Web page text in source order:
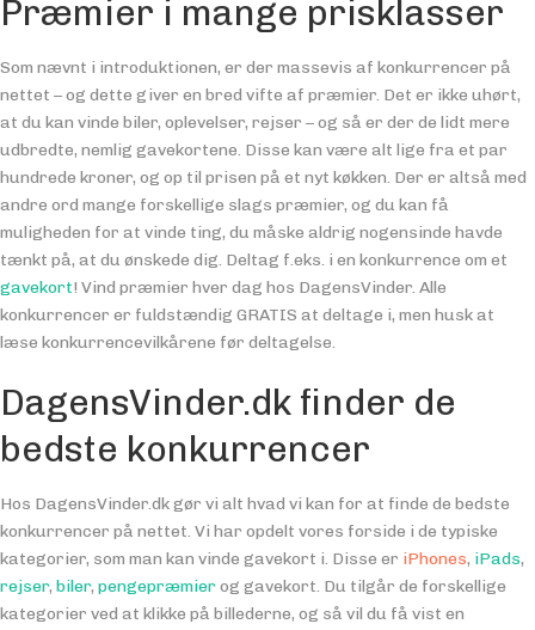
Præmier i mange prisklasser
Som nævnt i introduktionen, er der massevis af konkurrencer på
nettet – og dette giver en bred vifte af præmier. Det er ikke uhørt,
at du kan vinde biler, oplevelser, rejser – og så er der de lidt mere
udbredte, nemlig gavekortene. Disse kan være alt lige fra et par
hundrede kroner, og op til prisen på et nyt køkken. Der er altså med
andre ord mange forskellige slags præmier, og du kan få
muligheden for at vinde ting, du måske aldrig nogensinde havde
tænkt på, at du ønskede dig. Deltag f.eks. i en konkurrence om et
gavekort! Vind præmier hver dag hos DagensVinder. Alle
konkurrencer er fuldstændig GRATIS at deltage i, men husk at
læse konkurrencevilkårene før deltagelse.
DagensVinder.dk finder de
bedste konkurrencer
Hos DagensVinder.dk gør vi alt hvad vi kan for at finde de bedste
konkurrencer på nettet. Vi har opdelt vores forside i de typiske
kategorier, som man kan vinde gavekort i. Disse er iPhones, iPads,
rejser, biler, pengepræmierog gavekort. Du tilgår de forskellige
kategorier ved at klikke på billederne, og så vil du få vist en